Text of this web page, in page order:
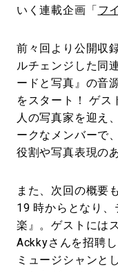
いく連載企画「フ
前々回より公開収
ルチェンジした同
ードと写真』の音
をスタート！ ゲス
人の写真家を迎え
ークなメンバーで
役割や写真表現の
また、次回の概要
19 時からとなり
楽』。ゲストには
Ackkyさんを招聘
ミュージシャンと